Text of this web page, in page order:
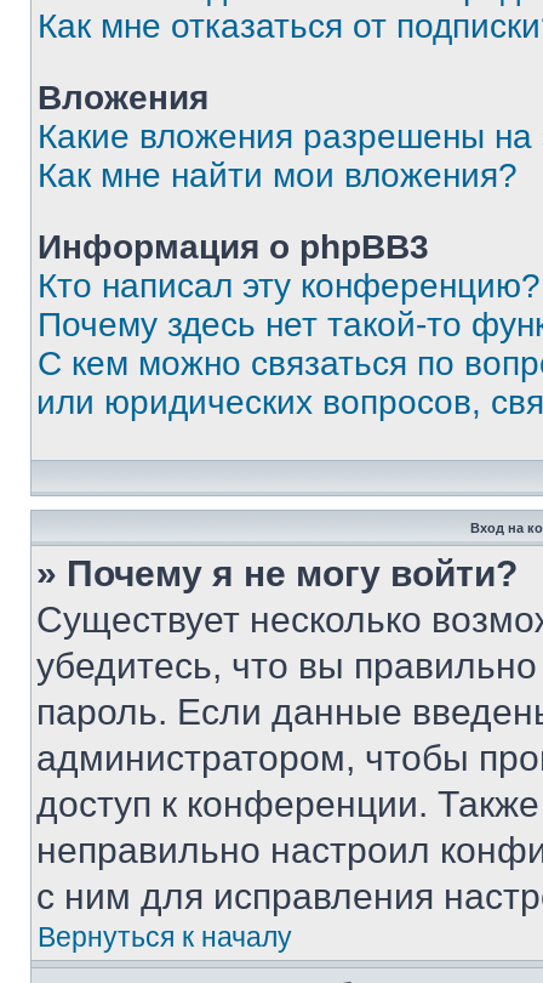
Как мне отказаться от
Вложения
Какие вложения разрешены
Как мне найти мои вложения?
Информация о phpBB3
Кто написал эту конференцию?
Почему здесь нет такой-то
С кем можно связаться по
или юридических вопросов,
Вход на
» Почему я не могу войти?
Существует несколько
убедитесь, что вы
пароль. Если данные
администратором, чтобы
доступ к конференции.
неправильно настроил
с ним для исправления
Вернуться к началу